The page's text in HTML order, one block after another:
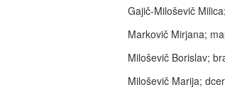
Gajič-Miloševič
Markovič Mirjana;
Miloševič Borislav;
Miloševič Marija;